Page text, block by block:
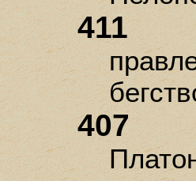
411
407